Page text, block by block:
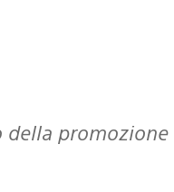
della promozione